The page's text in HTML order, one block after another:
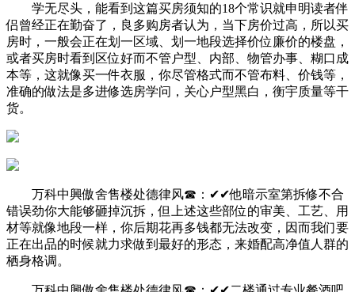
学无尽头，能看到这篇买房须知的18个常识就申明读者伴
侣曾经正在勤奋了，良多购房者认为，当下房价过高，所以买
房时，一般会正在划一区域、划一地段选择价位廉价的楼盘，
或者买房时看到区位好而不管户型、内部、物管办事、糊口成
本等，这就像买一件衣服，你尽管格式而不管布料、价钱等，
准确的做法是多进修选房学问，关心户型黑白，衡宇质量等干
货。
万科中興傲舍售楼处德律风☎：✔✔他暗示室第拆修不合
错误劲你大能够砸掉沉拆，但上述这些部位的审美、工艺、用
材等就像地段一样，你后期花再多钱都无法改变，因而我们要
正在出品的时候就力求做到最好的形态，来婚配高净值人群的
栖身格调。